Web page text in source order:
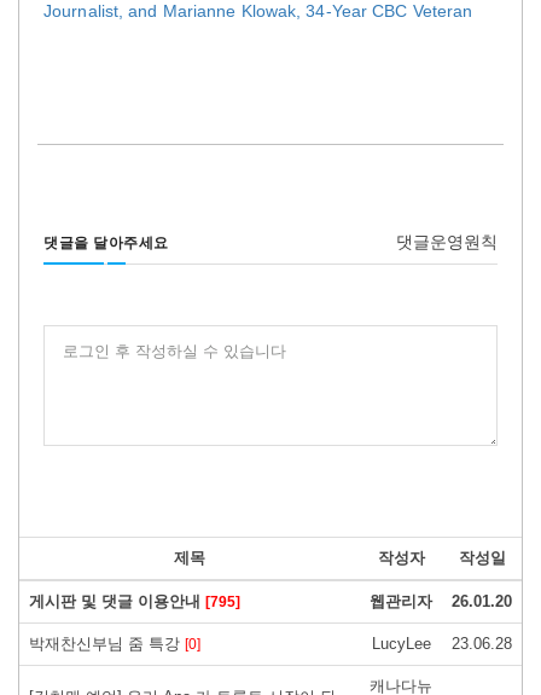
Journalist, and Marianne Klowak, 34-Year CBC Veteran
댓글을 달아주세요 댓글운영원칙
로그인 후 작성하실 수 있습니다
제목 작성자 작성일
게시판 및 댓글 이용안내 [795] 웹관리자 26.01.20
박재찬신부님 줌 특강 [0] LucyLee 23.06.28
캐나다뉴